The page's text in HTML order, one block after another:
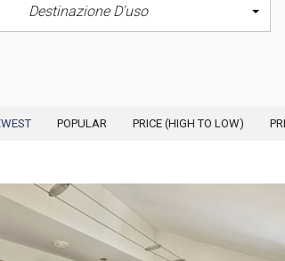
Destinazione D'uso
POPULAR PRICE (HIGH TO LOW)